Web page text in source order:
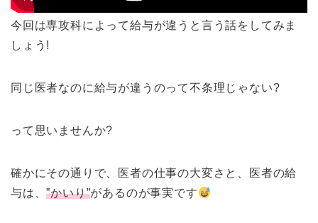
今回は専攻科によって給与が違うと言う話をしてみま
しょう!
同じ医者なのに給与が違うのって不条理じゃない?
って思いませんか?
確かにその通りで、医者の仕事の大変さと、医者の給
与は、”かいり”があるのが事実です